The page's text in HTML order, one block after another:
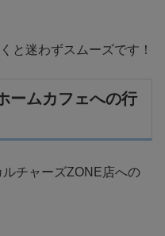
と迷わずスムーズです！
ームカフェへの行
チャーズZONE店への